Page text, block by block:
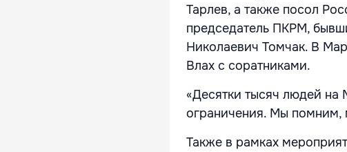
Тарлев, а также посол
председатель ПКРМ,
Николаевич Томчак. В
Влах с соратниками.
«Десятки тысяч людей
ограничения. Мы помним,
Также в рамках